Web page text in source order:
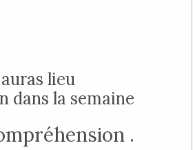
lieu
dans la semaine
.